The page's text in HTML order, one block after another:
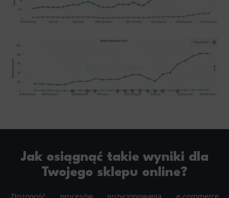
Jak osiągnąć takie wyniki dla
Twojego sklepu online?